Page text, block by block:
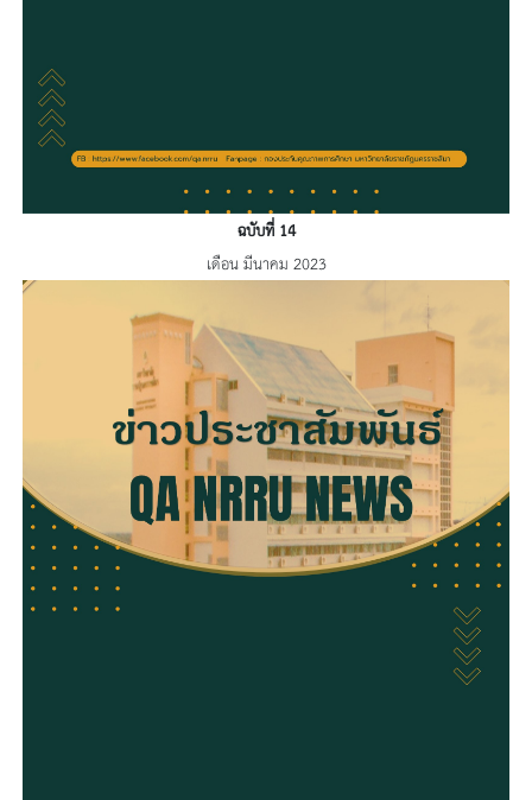
ฉบับที่ 14
เดือน มีนาคม 2023